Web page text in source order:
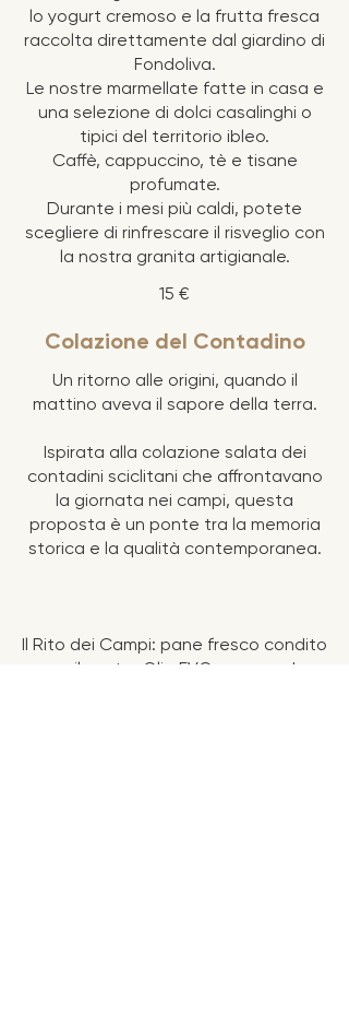
lo yogurt cremoso e la frutta fresca
raccolta direttamente dal giardino di
Fondoliva.
Le nostre marmellate fatte in casa e
una selezione di dolci casalinghi o
tipici del territorio ibleo.
Caffè, cappuccino, tè e tisane
profumate.
Durante i mesi più caldi, potete
scegliere di rinfrescare il risveglio con
la nostra granita artigianale.
15 €
Colazione del Contadino
Un ritorno alle origini, quando il
mattino aveva il sapore della terra.
Ispirata alla colazione salata dei
contadini sciclitani che affrontavano
la giornata nei campi, questa
proposta è un ponte tra la memoria
storica e la qualità contemporanea.
Il Rito dei Campi: pane fresco condito
con il nostro Olio EVO, uova sode,